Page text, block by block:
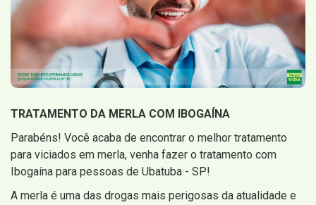
TRATAMENTO DA MERLA COM IBOGAÍNA
Parabéns! Você acaba de encontrar o melhor tratamento
para viciados em merla, venha fazer o tratamento com
Ibogaína para pessoas de Ubatuba - SP!
A merla é uma das drogas mais perigosas da atualidade e